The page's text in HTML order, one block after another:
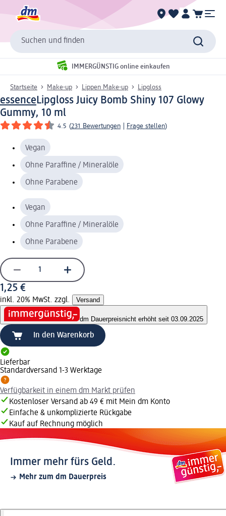
Suchen und finden
IMMERGÜNSTIG online einkaufen
Startseite Make-up Lippen Make-up Lipgloss
essenceLipgloss Juicy Bomb Shiny 107 Glowy
Gummy, 10 ml
4.5 (231 Bewertungen Frage stellen)
Vegan
Ohne Paraffine / Mineralöle
Ohne Parabene
Vegan
Ohne Paraffine / Mineralöle
Ohne Parabene
1,25 €
inkl. 20% MwSt. zzgl. Versand
dm Dauerpreisnicht erhöht seit 03.09.2025
In den Warenkorb
Lieferbar
Standardversand 1-3 Werktage
Verfügbarkeit in einem dm Markt prüfen
Kostenloser Versand ab 49 € mit Mein dm Konto
Einfache & unkomplizierte Rückgabe
Kauf auf Rechnung möglich
Immer mehr fürs Geld.
Mehr zum dm Dauerpreis